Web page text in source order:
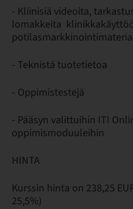
- Kliinisiä videoita,
lomakkeita
- Teknistä tuotetietoa
- Oppimistestejä
- Pääsyn valittuihin ITI
oppimismoduuleihin
HINTA
Kurssin hinta on 238,25
25,5%)